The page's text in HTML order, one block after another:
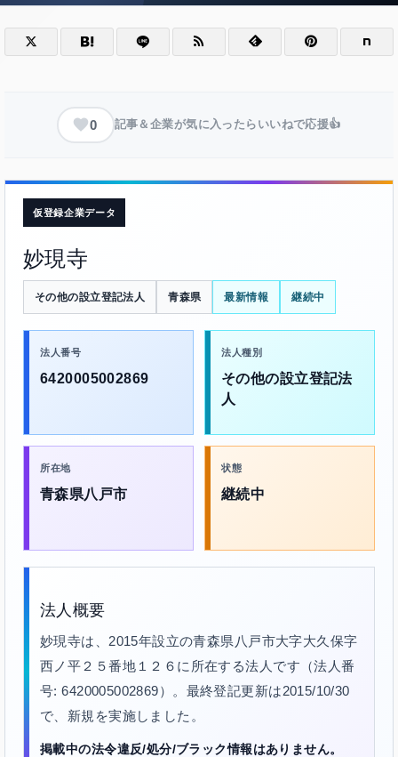
0 記事＆企業が気に入ったらいいねで応援👍
仮登録企業データ
妙現寺
その他の設立登記法人 青森県 最新情報 継続中
法人番号
6420005002869
法人種別
その他の設立登記法
人
所在地
青森県八戸市
状態
継続中
法人概要
妙現寺は、2015年設立の青森県八戸市大字大久保字
西ノ平２５番地１２６に所在する法人です（法人番
号: 6420005002869）。最終登記更新は2015/10/30
で、新規を実施しました。
掲載中の法令違反/処分/ブラック情報はありません。